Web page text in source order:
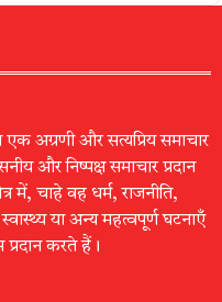
अग्रणी और सत्यप्रिय समाचार
और निष्पक्ष समाचार प्रदान
में, चाहे वह धर्म, राजनीति,
या अन्य महत्वपूर्ण घटनाएँ
प्रदान करते हैं।